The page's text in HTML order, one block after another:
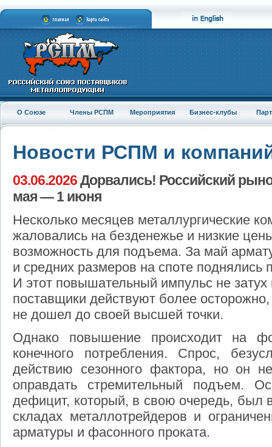
О Союзе Члены РСПМ Мероприятия Бизнес-клубы
Новости РСПМ и
03.06.2026Дорвались! Российский
мая — 1 июня
Несколько месяцев металлургические
жаловались на безденежье и низкие
возможность для подъема. За май
и средних размеров на споте поднялись
И этот повышательный импульс не
поставщики действуют более
не дошел до своей высшей точки.
Однако повышение происходит на
конечного потребления. Спрос,
действию сезонного фактора, но он
оправдать стремительный подъем.
дефицит, который, в свою очередь, был
складах металлотрейдеров и
арматуры и фасонного проката.